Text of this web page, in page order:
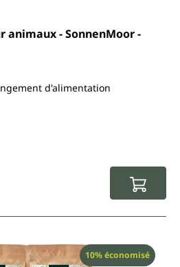
5 étoiles
animaux - SonnenMoor -
d'alimentation
Réduction
10% économisé